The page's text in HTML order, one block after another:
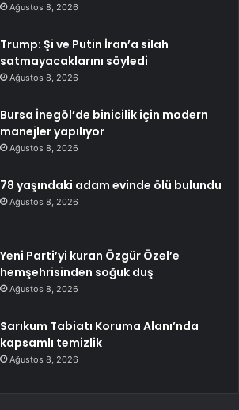
Ağustos 8, 2026
Trump: Şi ve Putin İran’a silah
satmayacaklarını söyledi
Ağustos 8, 2026
Bursa İnegöl’de binicilik için modern
manejler yapılıyor
Ağustos 8, 2026
78 yaşındaki adam evinde ölü bulundu
Ağustos 8, 2026
Yeni Parti’yi kuran Özgür Özel’e
hemşehrisinden soğuk duş
Ağustos 8, 2026
Sarıkum Tabiatı Koruma Alanı’nda
kapsamlı temizlik
Ağustos 8, 2026